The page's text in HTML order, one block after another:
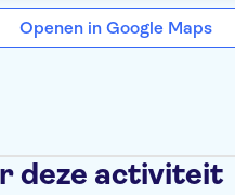
Openen in Google Maps
deze activiteit